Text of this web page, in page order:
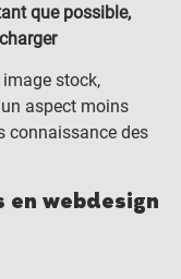
que possible,
stock,
aspect moins
connaissance des
en webdesign